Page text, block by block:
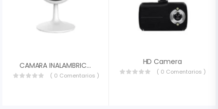
CAMARA INALAMBRICA EZVIZ CS-C1C-E0-1E2WF 2MP 1080P ULTRA-HD AUDIO BIDIRECIONAL LENTE 2.8MM SLOT MICROSD WIFI 2.4GHZ IR 20MTS CS-C1C-E0-1E2WF
( 0 Comentarios )
HD Camera
( 0 Comentarios )